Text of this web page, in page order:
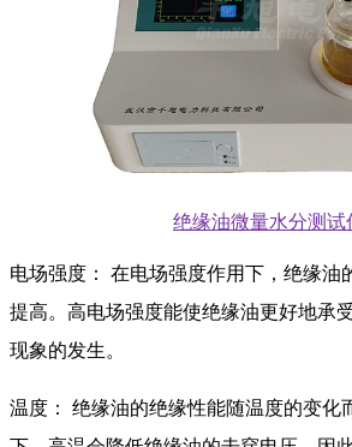
实用工具
关于我们
联系我们
绝缘油微量水分测试
电场强度： 在电场强度作用下，绝缘油
提高。高电场强度能使绝缘油更好地承
现象的发生。
温度： 绝缘油的绝缘性能随温度的变化